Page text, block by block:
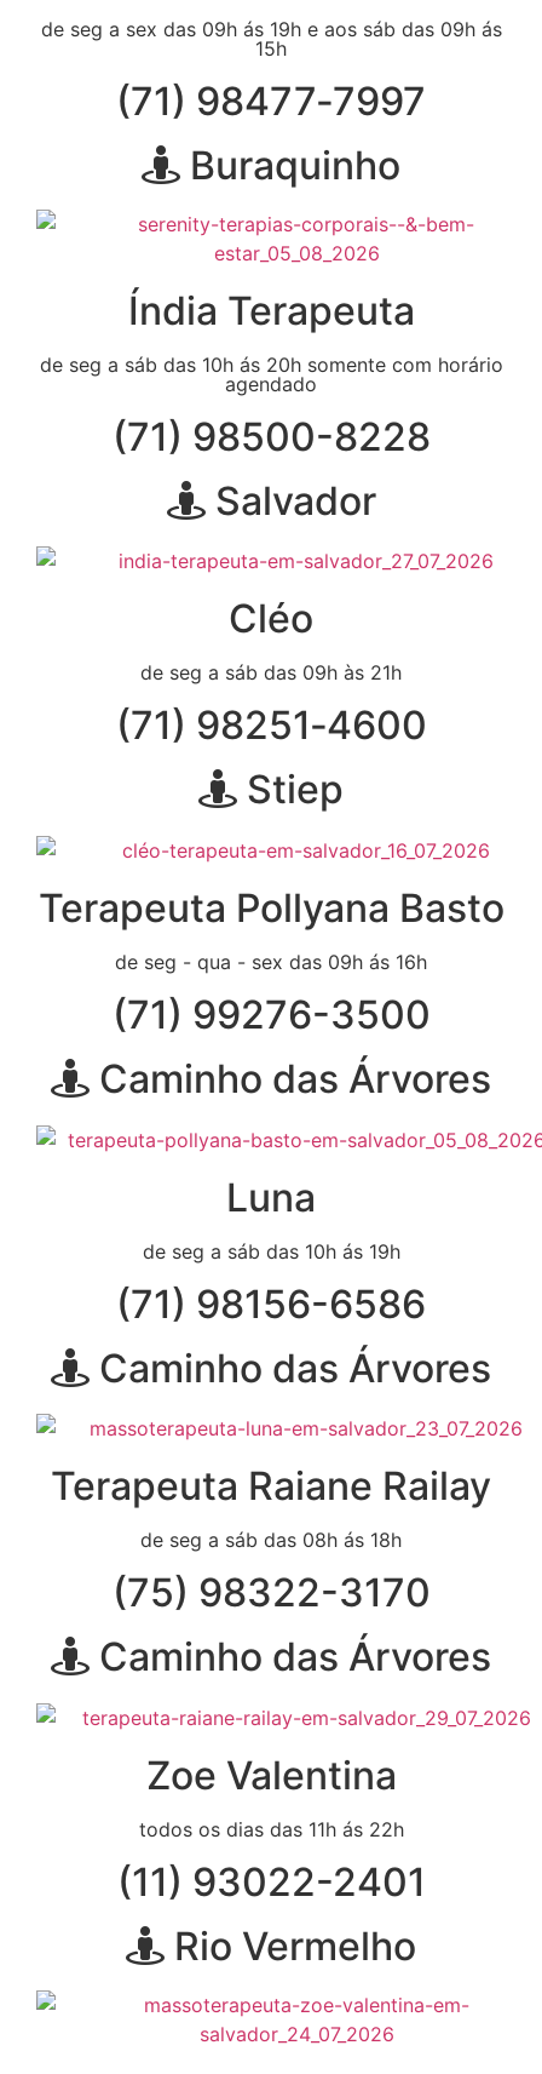
de seg a sex das 09h ás 19h e aos sáb das 09h ás
15h
(71) 98477‑7997‬
Buraquinho
Índia Terapeuta
de seg a sáb das 10h ás 20h somente com horário
agendado
(71) 98500-8228
Salvador
Cléo
de seg a sáb das 09h às 21h
(71) 98251‑4600
Stiep
Terapeuta Pollyana Basto
de seg - qua - sex das 09h ás 16h
(71) 99276-3500
Caminho das Árvores
Luna
de seg a sáb das 10h ás 19h
(71) 98156-6586
Caminho das Árvores
Terapeuta Raiane Railay
de seg a sáb das 08h ás 18h
(75) 98322-3170
Caminho das Árvores
Zoe Valentina
todos os dias das 11h ás 22h
(11) 93022-2401
Rio Vermelho